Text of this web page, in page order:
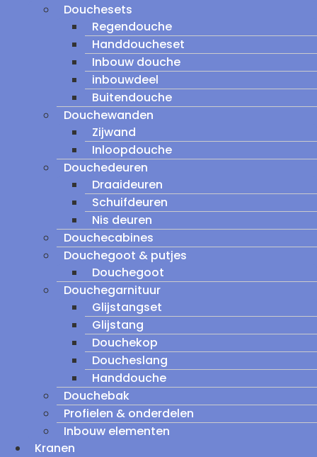
Douchesets
Regendouche
Handdoucheset
Inbouw douche
inbouwdeel
Buitendouche
Douchewanden
Zijwand
Inloopdouche
Douchedeuren
Draaideuren
Schuifdeuren
Nis deuren
Douchecabines
Douchegoot & putjes
Douchegoot
Douchegarnituur
Glijstangset
Glijstang
Douchekop
Doucheslang
Handdouche
Douchebak
Profielen & onderdelen
Inbouw elementen
Kranen